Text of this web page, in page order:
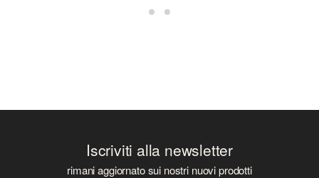
Iscriviti alla newsletter
rimani aggiornato sui nostri nuovi prodotti